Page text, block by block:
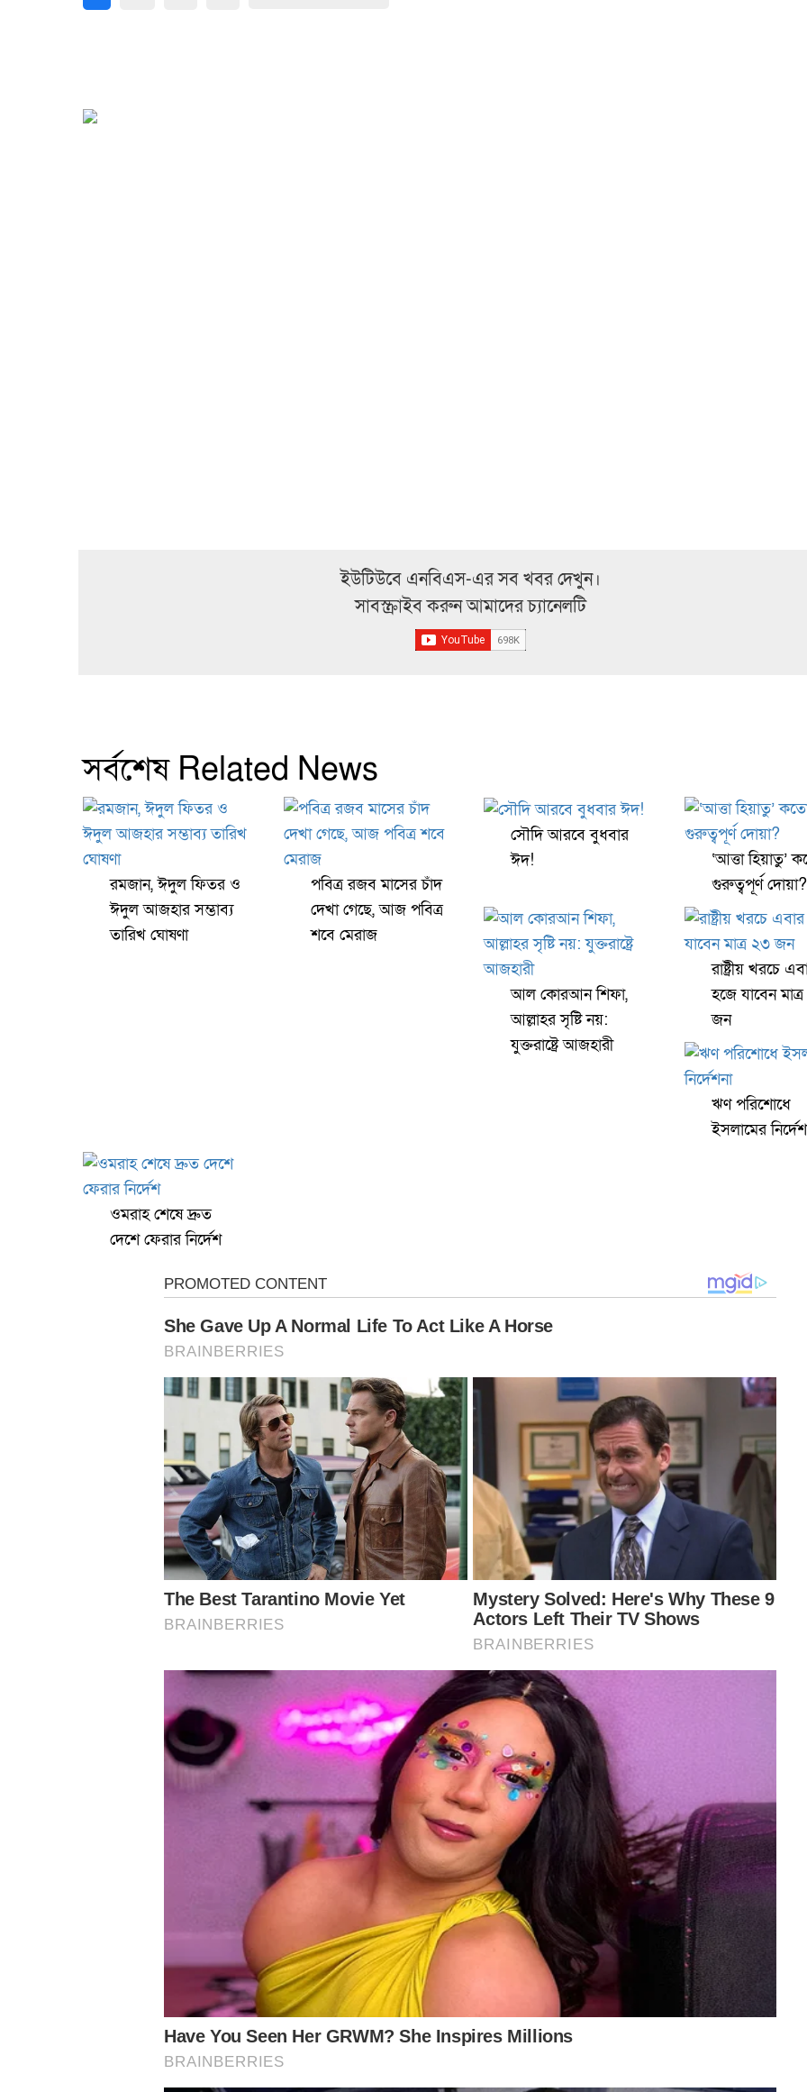
ইউটিউবে এনবিএস-এর সব খবর দেখুন।
সাবস্ক্রাইব করুন আমাদের চ্যানেলটি
সর্বশেষ Related News
রমজান, ঈদুল ফিতর ও
ঈদুল আজহার সম্ভাব্য
তারিখ ঘোষণা
পবিত্র রজব মাসের চাঁদ
দেখা গেছে, আজ পবিত্র
শবে মেরাজ
সৌদি আরবে বুধবার
ঈদ!
‘আত্তা হিয়াতু’
গুরুত্বপূর্ণ দোয়া?
আল কোরআন শিফা,
আল্লাহর সৃষ্টি নয়:
যুক্তরাষ্ট্রে আজহারী
রাষ্ট্রীয় খরচে
হজে যাবেন
জন
ঋণ পরিশোধে
ইসলামের
ওমরাহ শেষে দ্রুত
দেশে ফেরার নির্দেশ